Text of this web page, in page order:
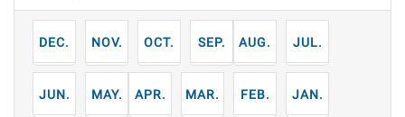
12月 11月 10月 9月 8月 7月
6月 5月 4月 3月 2月 1月